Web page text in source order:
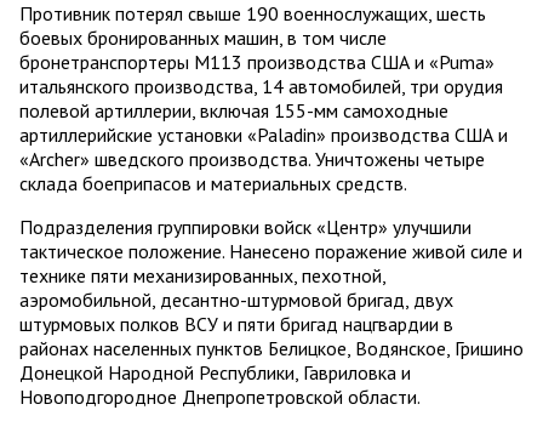
Противник потерял свыше 190 военнослужащих, шесть
боевых бронированных машин, в том числе
бронетранспортеры М113 производства США и «Puma»
итальянского производства, 14 автомобилей, три орудия
полевой артиллерии, включая 155-мм самоходные
артиллерийские установки «Paladin» производства США и
«Archer» шведского производства. Уничтожены четыре
склада боеприпасов и материальных средств.
Подразделения группировки войск «Центр» улучшили
тактическое положение. Нанесено поражение живой силе и
технике пяти механизированных, пехотной,
аэромобильной, десантно-штурмовой бригад, двух
штурмовых полков ВСУ и пяти бригад нацгвардии в
районах населенных пунктов Белицкое, Водянское, Гришино
Донецкой Народной Республики, Гавриловка и
Новоподгородное Днепропетровской области.